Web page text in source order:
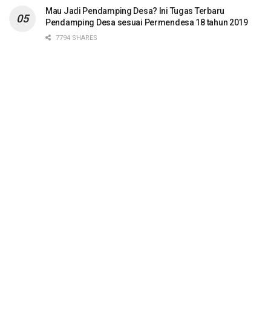
Mau Jadi Pendamping Desa? Ini Tugas Terbaru
Pendamping Desa sesuai Permendesa 18 tahun 2019
7794 SHARES